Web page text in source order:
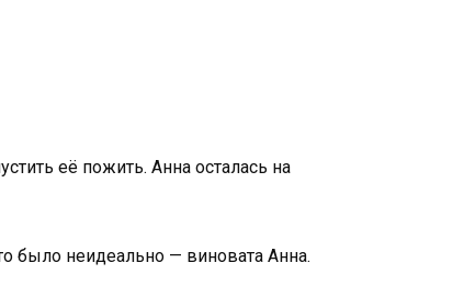
её пожить. Анна осталась на
было неидеально — виновата Анна.